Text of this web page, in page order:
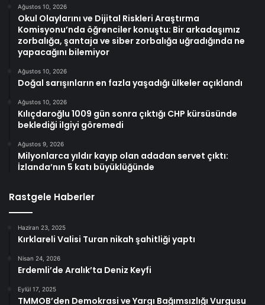
Ağustos 10, 2026
Okul Olaylarını ve Dijital Riskleri Araştırma
Komisyonu’nda öğrenciler konuştu: Bir arkadaşımız
zorbalığa, şantaja ve siber zorbalığa uğradığında ne
yapacağını bilemiyor
Ağustos 10, 2026
Doğal sarışınların en fazla yaşadığı ülkeler açıklandı
Ağustos 10, 2026
Kılıçdaroğlu 1009 gün sonra çıktığı CHP kürsüsünde
beklediği ilgiyi göremedi
Ağustos 9, 2026
Milyonlarca yıldır kayıp olan adadan servet çıktı:
İzlanda’nın 5 katı büyüklüğünde
Rastgele Haberler
Haziran 23, 2025
Kırklareli Valisi Turan nikah şahitliği yaptı
Nisan 24, 2026
Erdemli’de Aralık’ta Deniz Keyfi
Eylül 17, 2025
TMMOB’den Demokrasi ve Yargı Bağımsızlığı Vurgusu